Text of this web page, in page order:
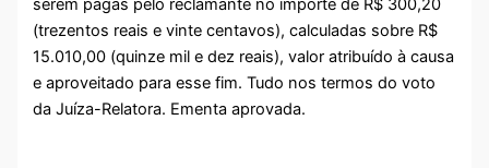
serem pagas pelo reclamante no importe de R$ 300,20
(trezentos reais e vinte centavos), calculadas sobre R$
15.010,00 (quinze mil e dez reais), valor atribuído à causa
e aproveitado para esse fim. Tudo nos termos do voto
da Juíza-Relatora. Ementa aprovada.